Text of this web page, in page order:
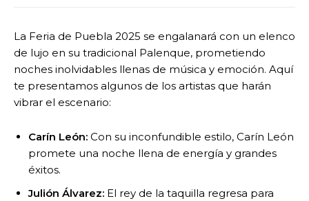
La Feria de Puebla 2025 se engalanará con un elenco
de lujo en su tradicional Palenque, prometiendo
noches inolvidables llenas de música y emoción. Aquí
te presentamos algunos de los artistas que harán
vibrar el escenario:
Carín León: Con su inconfundible estilo, Carín León
promete una noche llena de energía y grandes
éxitos.
Julión Álvarez: El rey de la taquilla regresa para